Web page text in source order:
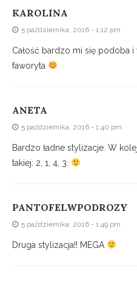
KAROLINA
5 października, 2016 - 1:12 pm
Całość bardzo mi się podoba
faworyta
ANETA
5 października, 2016 - 1:40 pm
Bardzo ładne stylizacje. W
takiej: 2, 1, 4, 3.
PANTOFELWPODROZY
5 października, 2016 - 1:49 pm
Druga stylizacja!! MEGA